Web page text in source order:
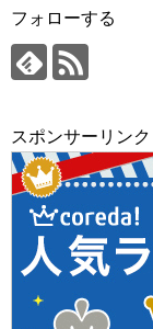
フォローする
スポンサーリンク